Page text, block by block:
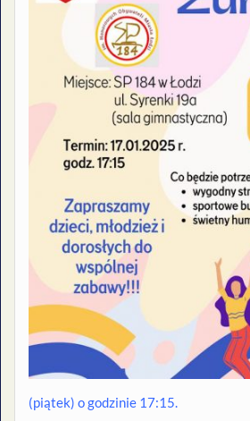
(piątek) o godzinie 17:15.